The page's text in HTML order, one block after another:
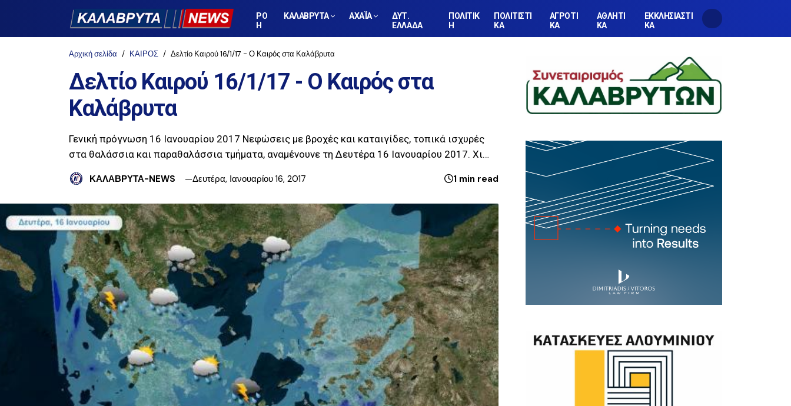
ΡΟ
Η
ΚΑΛΑΒΡΥΤΑ ΑΧΑΪΑ
ΔΥΤ.
ΕΛΛΑΔΑ
ΠΟΛΙΤΙΚ
Η
ΠΟΛΙΤΙΣΤΙ
ΚΑ
ΑΓΡΟΤΙ
ΚΑ
ΑΘΛΗΤΙ
ΚΑ
ΕΚΚΛΗΣΙΑΣΤΙ
ΚΑ
Αρχική σελίδα ΚΑΙΡΟΣ Δελτίο Καιρού 16/1/17 - Ο Καιρός στα Καλάβρυτα
Δελτίο Καιρού 16/1/17 - Ο Καιρός στα
Καλάβρυτα
Γενική πρόγνωση 16 Ιανουαρίου 2017 Νεφώσεις με βροχές και καταιγίδες, τοπικά ισχυρές
στα θαλάσσια και παραθαλάσσια τμήματα, αναμένουνε τη Δευτέρα 16 Ιανουαρίου 2017. Χι…
ΚΑΛΑΒΡΥΤΑ-NEWS Δευτέρα, Ιανουαρίου 16, 2017 1 min read